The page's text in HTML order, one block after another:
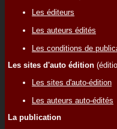
Les éditeurs
Les auteurs édités
Les conditions de
Les sites d'auto édition
Les sites d'auto-édition
Les auteurs auto-édités
La publication